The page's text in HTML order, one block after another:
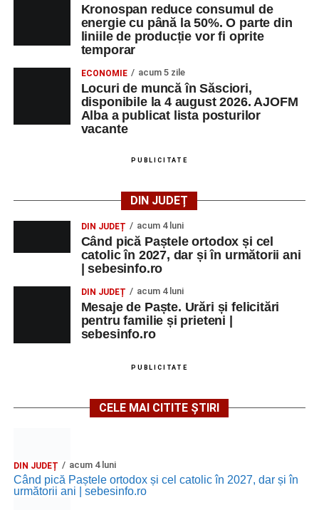
Kronospan reduce consumul de
energie cu până la 50%. O parte din
liniile de producție vor fi oprite
temporar
ECONOMIE acum 5 zile
Locuri de muncă în Săsciori,
disponibile la 4 august 2026. AJOFM
Alba a publicat lista posturilor
vacante
PUBLICITATE
DIN JUDEȚ
DIN JUDEȚ acum 4 luni
Când pică Paștele ortodox și cel
catolic în 2027, dar și în următorii ani
| sebesinfo.ro
DIN JUDEȚ acum 4 luni
Mesaje de Paște. Urări și felicitări
pentru familie și prieteni |
sebesinfo.ro
PUBLICITATE
CELE MAI CITITE ȘTIRI
DIN JUDEȚ acum 4 luni
Când pică Paștele ortodox și cel catolic în 2027, dar și în
următorii ani | sebesinfo.ro